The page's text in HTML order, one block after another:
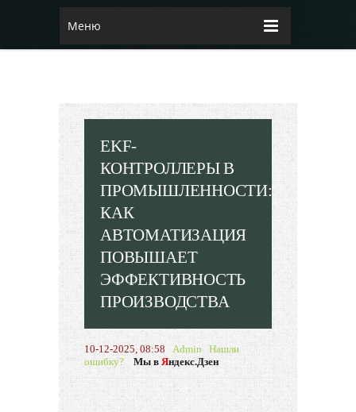
Меню
EKF-
КОНТРОЛЛЕРЫ В
ПРОМЫШЛЕННОСТИ:
КАК
АВТОМАТИЗАЦИЯ
ПОВЫШАЕТ
ЭФФЕКТИВНОСТЬ
ПРОИЗВОДСТВА
10-12-2025, 08:58 Admin Нашли
ошибку?
Мы в Яндекс.Дзен